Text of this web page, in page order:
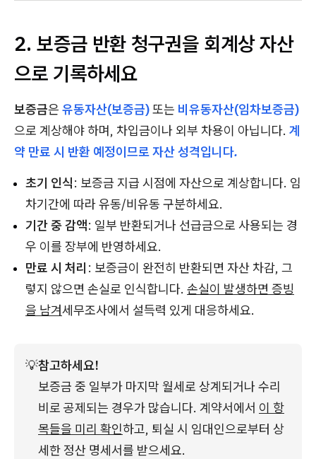
2. 보증금 반환 청구권을 회계상 자산
으로 기록하세요
보증금은 유동자산(보증금)또는 비유동자산(임차보증금)
으로 계상해야 하며, 차입금이나 외부 차용이 아닙니다. 계
약 만료 시 반환 예정이므로 자산 성격입니다.
초기 인식: 보증금 지급 시점에 자산으로 계상합니다. 임
차기간에 따라 유동/비유동 구분하세요.
기간 중 감액: 일부 반환되거나 선급금으로 사용되는 경
우 이를 장부에 반영하세요.
만료 시 처리 : 보증금이 완전히 반환되면 자산 차감, 그
렇지 않으면 손실로 인식합니다. 손실이 발생하면 증빙
을 남겨세무조사에서 설득력 있게 대응하세요.
💡참고하세요!
보증금 중 일부가 마지막 월세로 상계되거나 수리
비로 공제되는 경우가 많습니다. 계약서에서 이 항
목들을 미리 확인하고, 퇴실 시 임대인으로부터 상
세한 정산 명세서를 받으세요.